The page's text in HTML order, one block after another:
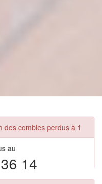
des combles perdus à 1
au
14